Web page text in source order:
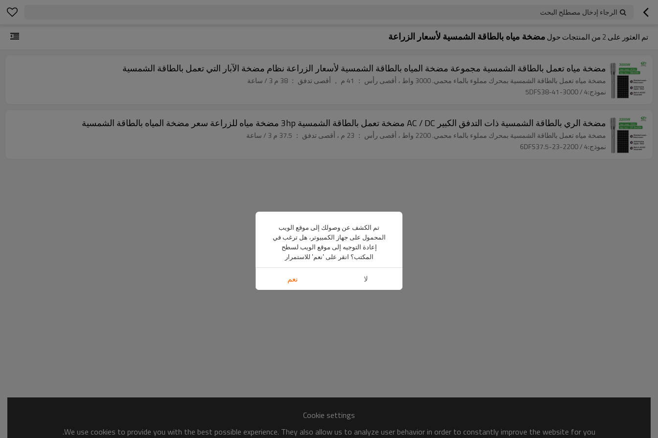
الرجاء إدخال مصطلح البحث
تم العثور على 2 من المنتجات حول مضخة مياه بالطاقة الشمسية لأسعار الزراعة
مضخة مياه تعمل بالطاقة الشمسية مجموعة مضخة المياه بالطاقة الشمسية لأسعار الزراعة نظام مضخة الآبار التي تعمل بالطاقة الشمسية
مضخة مياه تعمل بالطاقة الشمسية بمحرك مملوء بالماء محمي. 3000 واط ، أقصى رأس ： 41 م ， أقصى تدفق ： 38 م 3 / ساعة
نموذج:4 / 5DFS38-41-3000
مضخة الري بالطاقة الشمسية ذات التدفق الكبير AC / DC مضخة تعمل بالطاقة الشمسية 3hp مضخة مياه للزراعة سعر مضخة المياه بالطاقة الشمسية
مضخة مياه تعمل بالطاقة الشمسية بمحرك مملوء بالماء محمي. 2200 واط ، أقصى رأس ： 23 م ، أقصى تدفق ： 37.5 م 3 / ساعة
نموذج:4 / 6DFS37.5-23-2200
Cookie settings
We use cookies to provide you with the best possible experience. They also allow us to analyze user behavior in order to constantly improve the website for you.
تم الكشف عن وصولك إلى موقع الويب
المحمول على جهاز الكمبيوتر، هل ترغب في
إعادة التوجيه إلى موقع الويب لسطح
المكتب؟ انقر على 'نعم' للاستمرار
لا نعم